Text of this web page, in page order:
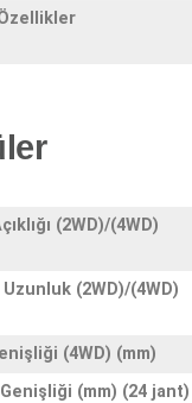
(2WD)/(4WD)
(2WD)/(4WD)
(4WD) (mm)
(mm) (24 jant)